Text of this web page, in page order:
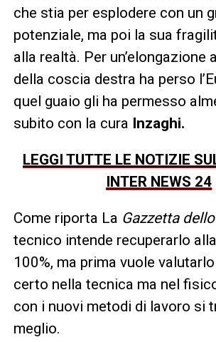
che stia per esplodere con un
potenziale, ma poi la sua
alla realtà. Per un’elongazione
della coscia destra ha perso
quel guaio gli ha permesso
subito con la cura Inzaghi.
LEGGI TUTTE LE NOTIZIE
INTER NEWS 24
Come riporta La Gazzetta
tecnico intende recuperarlo
100%, ma prima vuole
certo nella tecnica ma nel
con i nuovi metodi di lavoro si
meglio.